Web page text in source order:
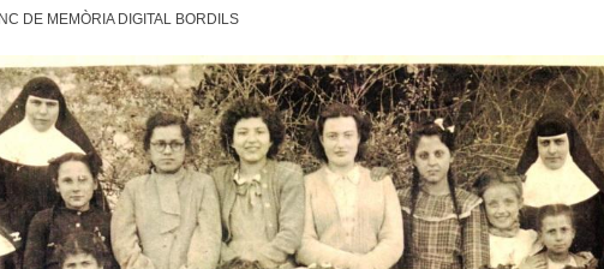
DE MEMÒRIA DIGITAL BORDILS